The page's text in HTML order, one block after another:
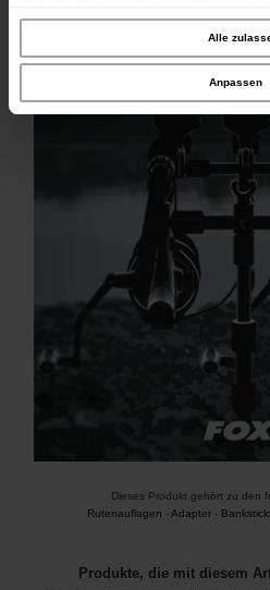
unserer Website an unsere Partner für
weiter. Unsere Partner führen diese
Daten zusammen, die Sie ihnen
Ihrer Nutzung der Dienste gesammelt haben.
Alle
Anpassen
Dieses Produkt gehört zu den
Rutenauflagen -Adapter-
Produkte, die mit diesem